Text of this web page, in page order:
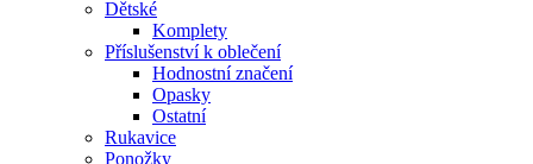
Dětské
Komplety
Příslušenství k oblečení
Hodnostní značení
Opasky
Ostatní
Rukavice
Ponožky